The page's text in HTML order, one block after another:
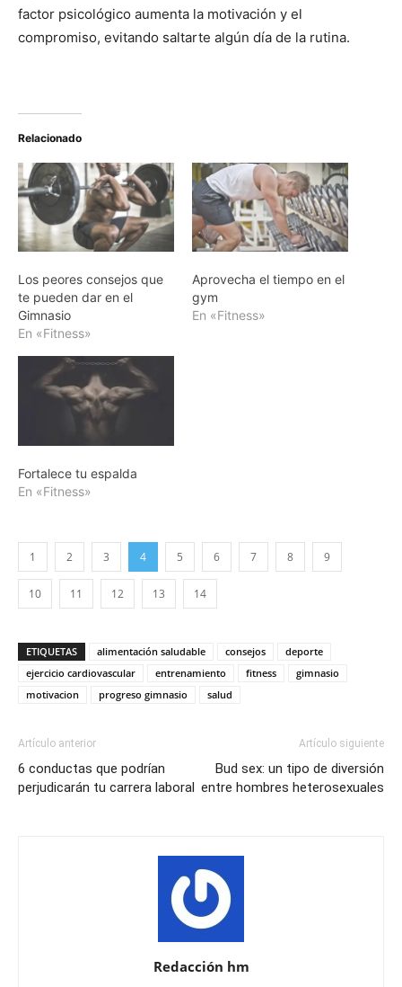
factor psicológico aumenta la motivación y el
compromiso, evitando saltarte algún día de la rutina.
Relacionado
Los peores consejos que
te pueden dar en el
Gimnasio
En «Fitness»
Aprovecha el tiempo en el
gym
En «Fitness»
Fortalece tu espalda
En «Fitness»
1 2 3 4 5 6 7 8 9
10 11 12 13 14
ETIQUETAS alimentación saludable consejos
deporte
ejercicio cardiovascular
entrenamiento fitness
gimnasio
motivacion
progreso gimnasio salud
Artículo anterior
6 conductas que podrían
perjudicarán tu carrera laboral
Artículo siguiente
Bud sex: un tipo de diversión
entre hombres heterosexuales
Redacción hm